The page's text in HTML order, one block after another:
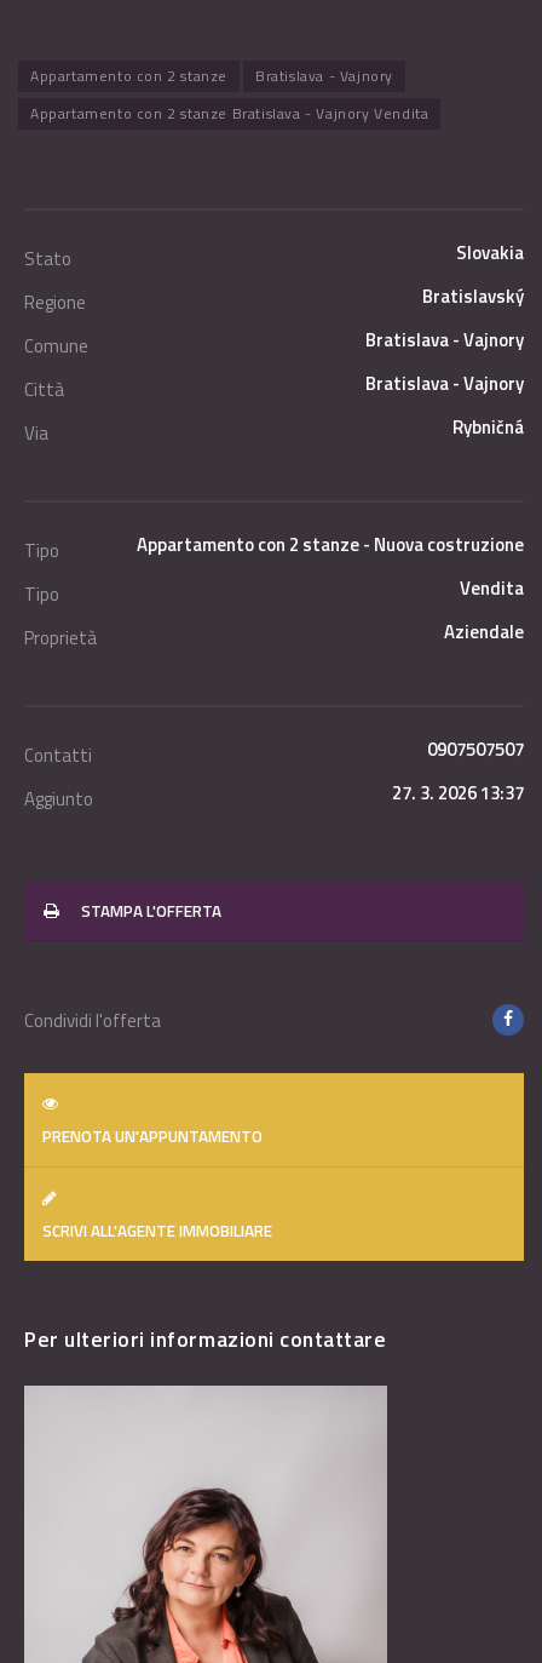
Appartamento con 2 stanze
Bratislava - Vajnory
Appartamento con 2 stanze Bratislava - Vajnory Vendita
Stato
Slovakia
Regione
Bratislavský
Comune
Bratislava - Vajnory
Città
Bratislava - Vajnory
Via
Rybničná
Tipo
Appartamento con 2 stanze - Nuova costruzione
Tipo
Vendita
Proprietà
Aziendale
Contatti
0907507507
Aggiunto
27. 3. 2026 13:37
STAMPA L'OFFERTA
Condividi l'offerta
PRENOTA UN'APPUNTAMENTO
SCRIVI ALL'AGENTE IMMOBILIARE
Per ulteriori informazioni contattare